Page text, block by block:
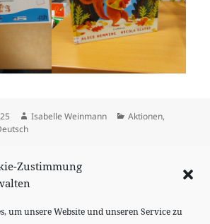
Zustimmung
um unsere Website und unseren Service zu
Autor
Isabelle Weinmann Kategorien
Aktionen,